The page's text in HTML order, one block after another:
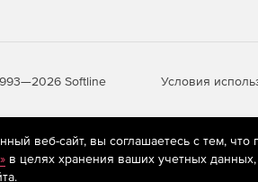
Softline Условия
рекомендательные технологии
пользователей сети
веб-сайт, вы соглашаетесь с тем,
в целях хранения ваших учетных